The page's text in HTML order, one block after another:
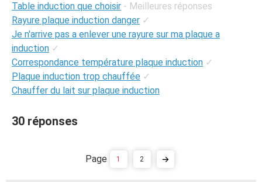
Table induction que choisir - Meilleures réponses
Rayure plaque induction danger ✓
Je n'arrive pas a enlever une rayure sur ma plaque a
induction ✓
Correspondance température plaque induction ✓
Plaque induction trop chauffée ✓
Chauffer du lait sur plaque induction
30 réponses
1 2